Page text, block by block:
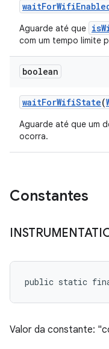
waitForWifi
Aguarde até que
com um tempo limite
boolean
waitForWifiState(
Aguarde até que um
ocorra.
Constantes
public static final
Valor da constante: